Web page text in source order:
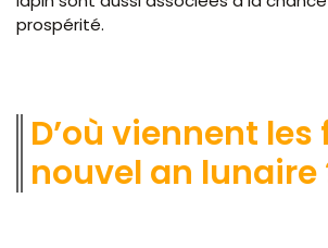
prospérité.
D’où viennent
nouvel an lunaire